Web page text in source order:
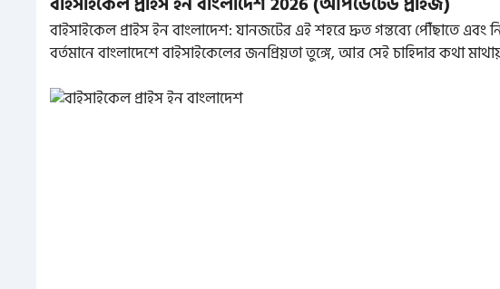
বাইসাইকেল প্রাইস ইন বাংলাদেশ: যানজটের এই শহরে দ্রুত গন্তব্যে পৌঁছাতে
বর্তমানে বাংলাদেশে বাইসাইকেলের জনপ্রিয়তা তুঙ্গে, আর সেই চাহিদার কথা